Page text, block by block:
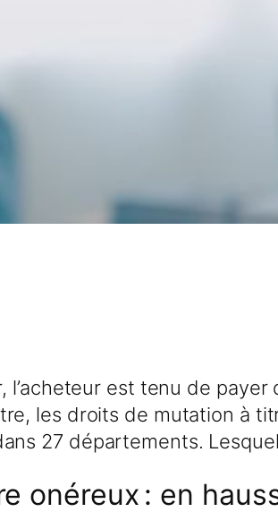
l’acheteur est tenu de
les droits de mutation à
27 départements.
onéreux : en